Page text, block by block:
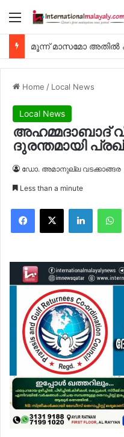
Menu
Home / Local News
Local News
അഹമ്മദാബാദ്
ദുരന്തമായി
ഡോ. അമാനുല്ല വടക്കാങ്ങര
Less than a minute
Facebook
X LinkedIn